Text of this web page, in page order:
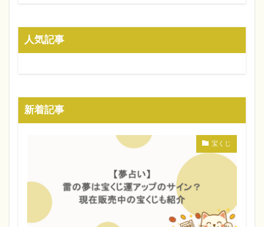
人気記事
新着記事
宝くじ